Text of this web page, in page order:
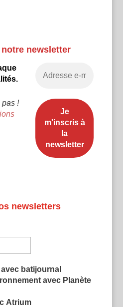
newsletter
!
newsletters
batijournal
avec Planète
Atrium